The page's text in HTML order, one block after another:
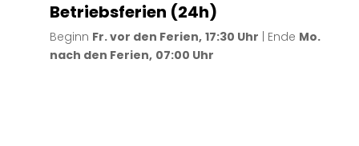
Betriebsferien (24h)
Beginn Fr. vor den Ferien, 17:30 Uhr | Ende Mo.
nach den Ferien, 07:00 Uhr